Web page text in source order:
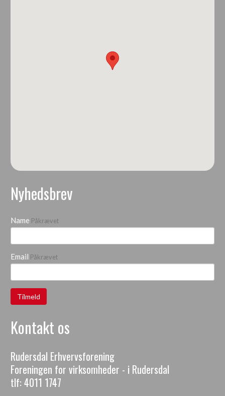
Nyhedsbrev
Name Påkrævet
Email Påkrævet
Kontakt os
Rudersdal Erhvervsforening
Foreningen for virksomheder - i Rudersdal
tlf: 4011 1747